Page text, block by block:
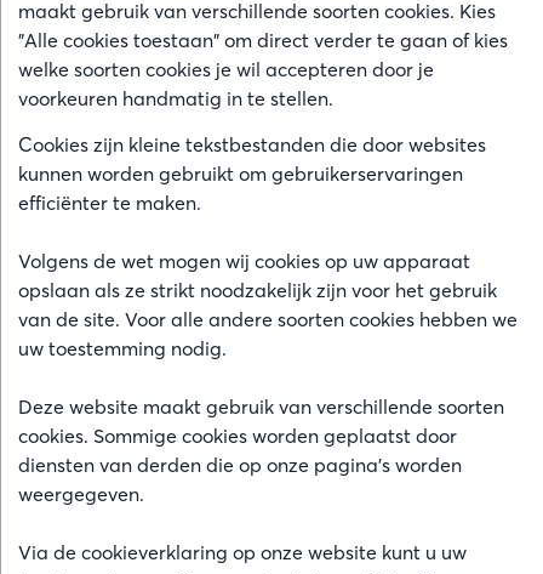
maakt gebruik van verschillende soorten cookies. Kies
"Alle cookies toestaan" om direct verder te gaan of kies
welke soorten cookies je wil accepteren door je
voorkeuren handmatig in te stellen.
Cookies zijn kleine tekstbestanden die door websites
kunnen worden gebruikt om gebruikerservaringen
efficiënter te maken.
Volgens de wet mogen wij cookies op uw apparaat
opslaan als ze strikt noodzakelijk zijn voor het gebruik
van de site. Voor alle andere soorten cookies hebben we
uw toestemming nodig.
Deze website maakt gebruik van verschillende soorten
cookies. Sommige cookies worden geplaatst door
diensten van derden die op onze pagina's worden
weergegeven.
Via de cookieverklaring op onze website kunt u uw